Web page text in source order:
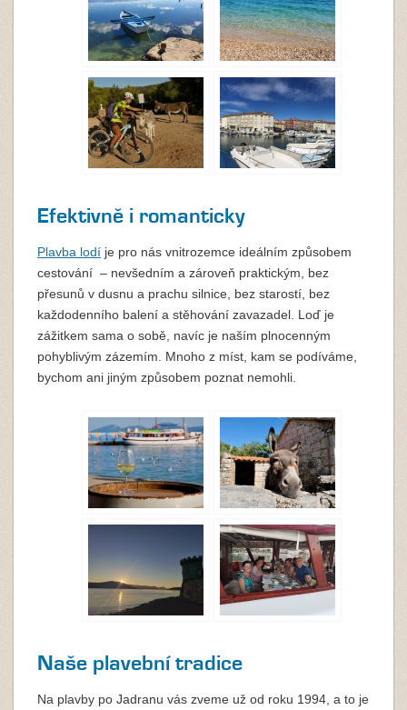
Efektivně i romanticky
Plavba lodí je pro nás vnitrozemce ideálním způsobem
cestování – nevšedním a zároveň praktickým, bez
přesunů v dusnu a prachu silnice, bez starostí, bez
každodenního balení a stěhování zavazadel. Loď je
zážitkem sama o sobě, navíc je naším plnocenným
pohyblivým zázemím. Mnoho z míst, kam se podíváme,
bychom ani jiným způsobem poznat nemohli.
Naše plavební tradice
Na plavby po Jadranu vás zveme už od roku 1994, a to je